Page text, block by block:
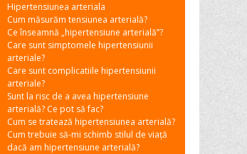
Hipertensiunea arteriala
Cum măsurăm tensiunea arterială?
Ce înseamnă „hipertensiune arterială”?
Care sunt simptomele hipertensiunii
arteriale?
Care sunt complicatiile hipertensiunii
arteriale?
Sunt la risc de a avea hipertensiune
arterială? Ce pot să fac?
Cum se tratează hipertensiunea arterială?
Cum trebuie să-mi schimb stilul de viață
dacă am hipertensiune arterială?